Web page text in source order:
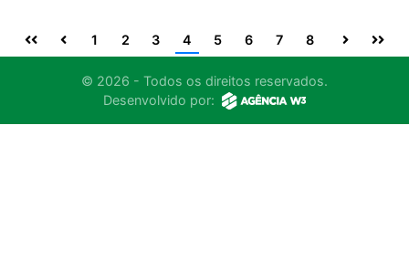
1 2 3 4 5 6 7 8
© 2026 - Todos os direitos reservados.
Desenvolvido por: